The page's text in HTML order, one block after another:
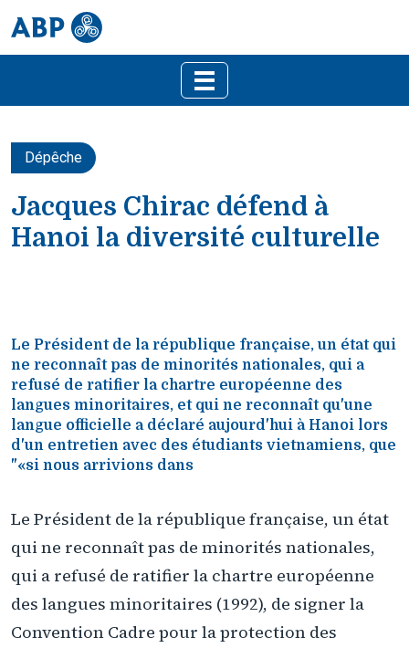
Dépêche
Jacques Chirac défend à
Hanoi la diversité culturelle
Le Président de la république française, un état qui
ne reconnaît pas de minorités nationales, qui a
refusé de ratifier la chartre européenne des
langues minoritaires, et qui ne reconnaît qu'une
langue officielle a déclaré aujourd'hui à Hanoi lors
d'un entretien avec des étudiants vietnamiens, que
"«si nous arrivions dans
Le Président de la république française, un état
qui ne reconnaît pas de minorités nationales,
qui a refusé de ratifier la chartre européenne
des langues minoritaires (1992), de signer la
Convention Cadre pour la protection des